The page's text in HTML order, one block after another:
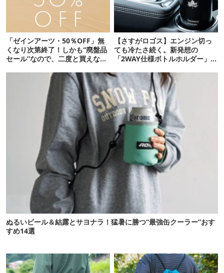
「ゼインアーツ・50％OFF」無
くなり次第終了！しかも“廃盤品
セール”なので、二度と買えない
【さすがロゴス】エンジン切っ
ても冷たさ続く。新発想の
「2WAY仕様ボトルホルダー」が
ぬるいビール＆結露とサヨナラ！猛暑に勝つ“最強缶クーラー”おす
すめ14選